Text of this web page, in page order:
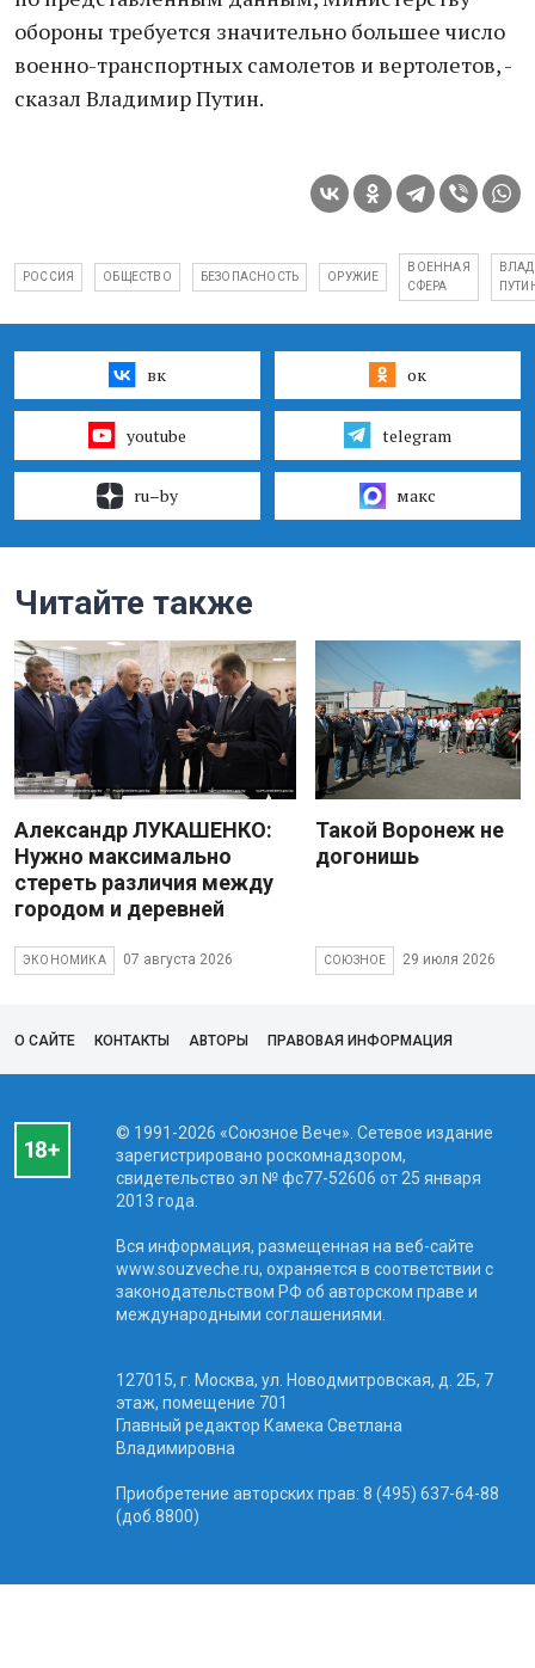
обороны требуется значительно большее число
военно-транспортных самолетов и вертолетов, -
сказал Владимир Путин.
РОССИЯ ОБЩЕСТВО БЕЗОПАСНОСТЬ ОРУЖИЕ
ВОЕННАЯ
СФЕРА
вк ок
youtube telegram
ru–by макс
Читайте также
Александр ЛУКАШЕНКО:
Нужно максимально
стереть различия между
городом и деревней
ЭКОНОМИКА 07 августа 2026
Такой Воронеж не
догонишь
СОЮЗНОЕ 29 июля 2026
О САЙТЕ КОНТАКТЫ АВТОРЫ ПРАВОВАЯ ИНФОРМАЦИЯ
© 1991-2026 «Союзное Вече». Сетевое издание
зарегистрировано роскомнадзором,
свидетельство эл № фc77-52606 от 25 января
2013 года.
Вся информация, размещенная на веб-сайте
www.souzveche.ru, охраняется в соответствии с
законодательством РФ об авторском праве и
международными соглашениями.
127015, г. Москва, ул. Новодмитровская, д. 2Б, 7
этаж, помещение 701
Главный редактор Камека Светлана
Владимировна
Приобретение авторских прав: 8 (495) 637-64-88
(доб.8800)